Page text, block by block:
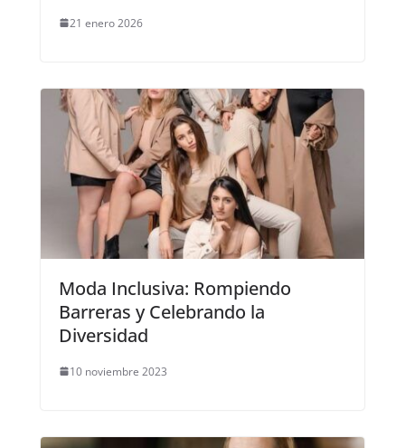
21 enero 2026
Moda Inclusiva: Rompiendo
Barreras y Celebrando la
Diversidad
10 noviembre 2023